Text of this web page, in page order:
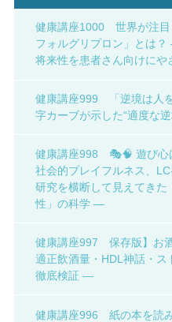
健康講座1000 世界が注目
フォルグリプロン」とは
将来性を患者さん向けに
健康講座999 「逆境は人
字カーブが示した“適度な
健康講座998 🎭🧠 遊び心
社会的プレイフルネス、
研究を横断して見えてき
性」の科学 ―
健康講座997 保存版】お
適正飲酒量・HDL神話・ス
徹底検証 ―
健康講座996 紙の本を読